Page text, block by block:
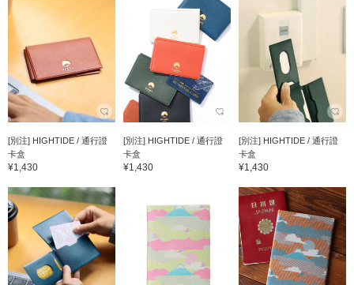
[別注] HIGHTIDE / 通行證
卡盒
¥1,430
[別注] HIGHTIDE / 通行證
卡盒
¥1,430
[別注] HIGHTIDE / 通行證
卡盒
¥1,430